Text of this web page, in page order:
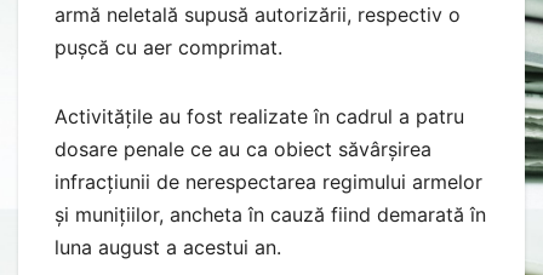
armă neletală supusă autorizării, respectiv o
pușcă cu aer comprimat.
Activitățile au fost realizate în cadrul a patru
dosare penale ce au ca obiect săvârșirea
infracțiunii de nerespectarea regimului armelor
și munițiilor, ancheta în cauză fiind demarată în
luna august a acestui an.